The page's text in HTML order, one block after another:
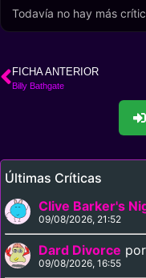
Todavía no hay más
FICHA ANTERIOR
Billy Bathgate
Últimas Críticas
Clive Barker's
09/08/2026, 21:52
Dard Divorce por
09/08/2026, 16:55